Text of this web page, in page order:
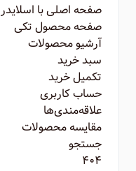
صفحه اصلی با اسلایدر
صفحه محصول تکی
آرشیو محصولات
سبد خرید
تکمیل خرید
حساب کاربری
علاقه‌مندی‌ها
مقایسه محصولات
جستجو
۴۰۴